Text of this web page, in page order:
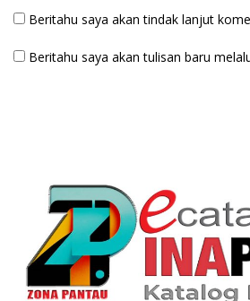
Beritahu saya akan tindak lanjut
Beritahu saya akan tulisan baru